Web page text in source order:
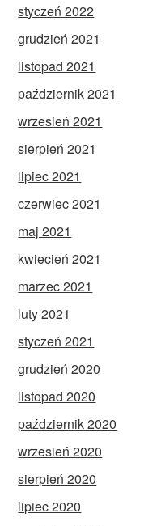
styczeń 2022
grudzień 2021
listopad 2021
październik 2021
wrzesień 2021
sierpień 2021
lipiec 2021
czerwiec 2021
maj 2021
kwiecień 2021
marzec 2021
luty 2021
styczeń 2021
grudzień 2020
listopad 2020
październik 2020
wrzesień 2020
sierpień 2020
lipiec 2020